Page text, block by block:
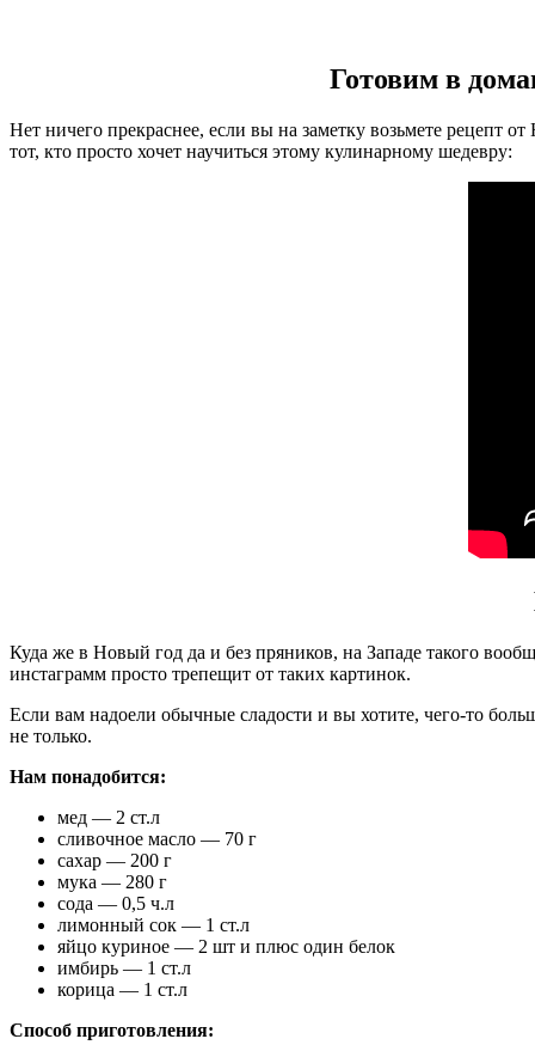
Готовим в
Нет ничего прекраснее, если вы на заметку возьмете рецепт
тот, кто просто хочет научиться этому кулинарному шедевру:
Куда же в Новый год да и без пряников, на Западе такого
инстаграмм просто трепещит от таких картинок.
Если вам надоели обычные сладости и вы хотите, чего-то
не только.
Нам понадобится:
мед — 2 ст.л
сливочное масло — 70 г
сахар — 200 г
мука — 280 г
сода — 0,5 ч.л
лимонный сок — 1 ст.л
яйцо куриное — 2 шт и плюс один белок
имбирь — 1 ст.л
корица — 1 ст.л
Способ приготовления: